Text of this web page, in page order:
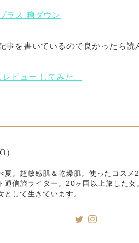
ラス 糖ダウン
事を書いているので良かったら読
ビュー してみた。
）
夏。超敏感肌＆乾燥肌。使ったコスメ
通信旅ライター。20ヶ国以上旅した
として生きています。